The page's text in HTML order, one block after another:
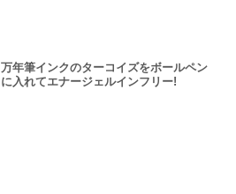
万年筆インクのターコイズをボールペン
に入れてエナージェルインフリー!